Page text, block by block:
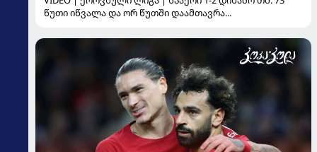
წუთი იწვალა და ორ წუთში დაამთავრა...